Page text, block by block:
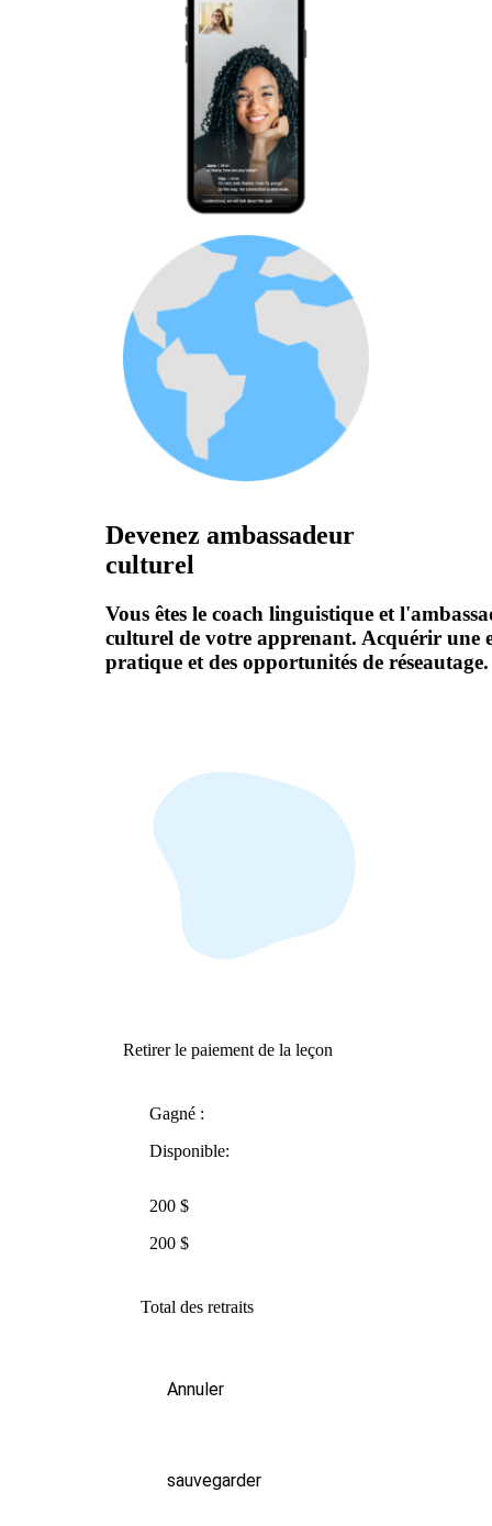
Devenez ambassadeur
culturel
Vous êtes le coach linguistique et
culturel de votre apprenant. Acquérir une
pratique et des opportunités de réseautage.
Retirer le paiement de la leçon
Gagné :
Disponible:
200 $
200 $
Total des retraits
Annuler
sauvegarder